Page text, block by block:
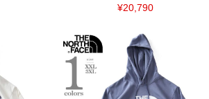
¥20,790